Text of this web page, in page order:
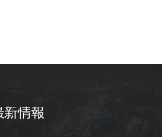
新情報